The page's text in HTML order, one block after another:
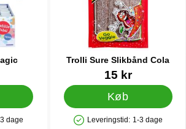
På lager
dage
Trolli Sure Slikbånd Cola
Varenr 4011915 kr
Køb
Produkttilgængelighed: På lager
Leveringstid: 1-3 dage